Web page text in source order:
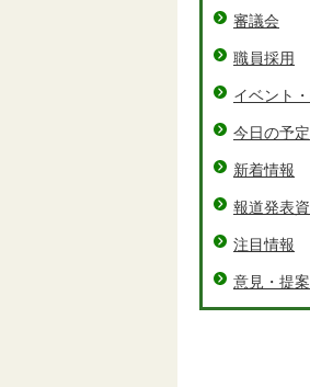
審議会
職員採用
イベント
今日の予定
新着情報
報道発表
注目情報
意見・提